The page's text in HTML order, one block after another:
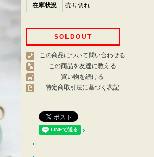
在庫状況
売り切れ
SOLDOUT
この商品について問い合わせる
この商品を友達に教える
買い物を続ける
特定商取引法に基づく表記